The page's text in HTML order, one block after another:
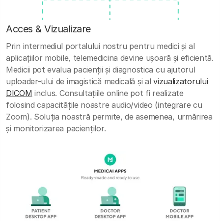
Acces & Vizualizare
Prin intermediul portalului nostru pentru medici și al
aplicațiilor mobile, telemedicina devine ușoară și eficientă.
Medicii pot evalua pacienții și diagnostica cu ajutorul
uploader-ului de imagistică medicală și alvizualizatorului
DICOM inclus. Consultațiile online pot fi realizate
folosind capacitățile noastre audio/video (integrare cu
Zoom). Soluția noastră permite, de asemenea, urmărirea
și monitorizarea pacienților.